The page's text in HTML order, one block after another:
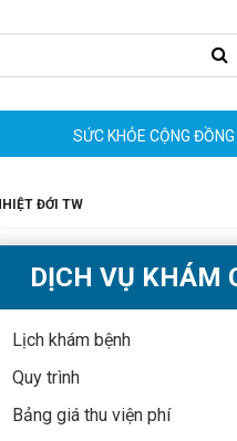
SỨC KHỎE CỘNG ĐỒNG
ĐỚI TW
DỊCH VỤ KHÁM
Lịch khám bệnh
Quy trình
Bảng giá thu viện phí